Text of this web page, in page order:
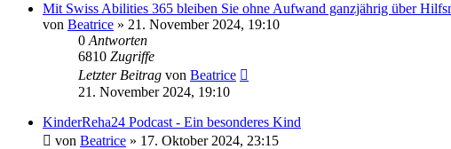
Mit Swiss Abilities 365 bleiben Sie ohne Aufwand ganzjährig über
von Beatrice » 21. November 2024, 19:10
0 Antworten
6810 Zugriffe
Letzter Beitrag von Beatrice
21. November 2024, 19:10
KinderReha24 Podcast - Ein besonderes Kind
von Beatrice » 17. Oktober 2024, 23:15